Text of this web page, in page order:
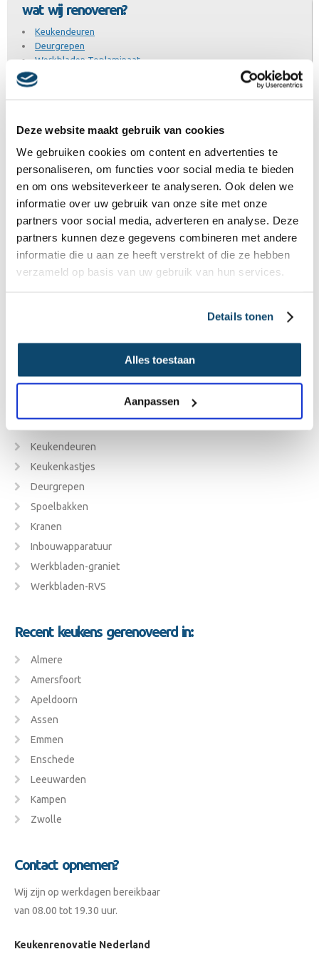
Deze website maakt gebruik van cookies
We gebruiken cookies om content en advertenties te
personaliseren, om functies voor social media te bieden
en om ons websiteverkeer te analyseren. Ook delen we
informatie over uw gebruik van onze site met onze
partners voor social media, adverteren en analyse. Deze
partners kunnen deze gegevens combineren met andere
informatie die u aan ze heeft verstrekt of die ze hebben
verzameld op basis van uw gebruik van hun services.
Details tonen
Alles toestaan
Aanpassen
wat wij renoveren?
Keukendeuren
Deurgrepen
Werkbladen Toplaminaat
Werkbladen Graniet
Werkbladen RVS
Inbouwapparatuur
Bekijk assortiment
Bel mij
Uw nummer
Wat wij renoveren
Keukendeuren
Keukenkastjes
Deurgrepen
Spoelbakken
Kranen
Inbouwapparatuur
Werkbladen-graniet
Werkbladen-RVS
Recent keukens gerenoveerd in:
Almere
Amersfoort
Apeldoorn
Assen
Emmen
Enschede
Leeuwarden
Kampen
Zwolle
Contact opnemen?
Wij zijn op werkdagen bereikbaar
van 08.00 tot 19.30 uur.
Keukenrenovatie Nederland